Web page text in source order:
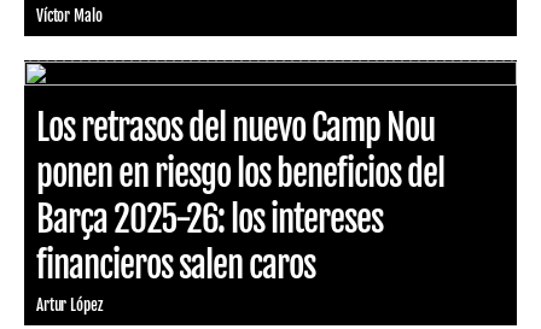
Víctor Malo
Los retrasos del nuevo Camp Nou
ponen en riesgo los beneficios del
Barça 2025-26: los intereses
financieros salen caros
Artur López